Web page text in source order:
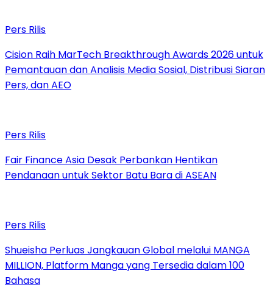
Pers Rilis
Cision Raih MarTech Breakthrough Awards 2026 untuk
Pemantauan dan Analisis Media Sosial, Distribusi Siaran
Pers, dan AEO
Pers Rilis
Fair Finance Asia Desak Perbankan Hentikan
Pendanaan untuk Sektor Batu Bara di ASEAN
Pers Rilis
Shueisha Perluas Jangkauan Global melalui MANGA
MILLION, Platform Manga yang Tersedia dalam 100
Bahasa